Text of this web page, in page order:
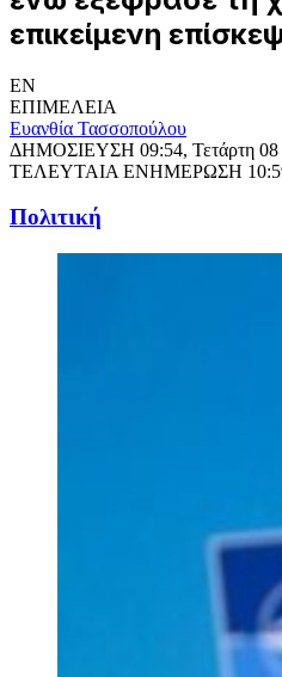
επικείμενη
EN
ΕΠΙΜΕΛΕΙΑ
Ευανθία Τασσοπούλου
ΔΗΜΟΣΙΕΥΣΗ 09:54, Τετάρτη 08
ΤΕΛΕΥΤΑΙΑ ΕΝΗΜΕΡΩΣΗ
Πολιτική